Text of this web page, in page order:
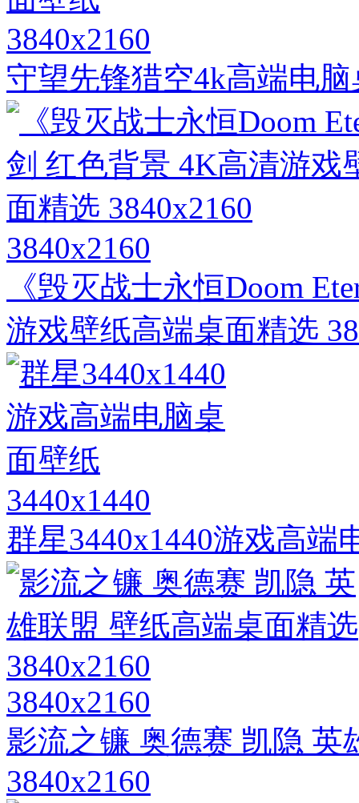
3840x2160
守望先锋猎空4k高端电
3840x2160
《毁灭战士永恒Doom
游戏壁纸高端桌面精选
3440x1440
群星3440x1440游戏高端
3840x2160
影流之镰 奥德赛 凯隐 英
3840x2160